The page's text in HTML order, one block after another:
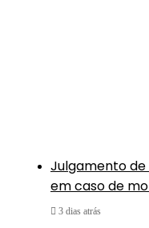
Julgamento de
em caso de
3 dias atrás